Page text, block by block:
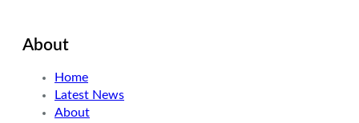
About
Home
Latest News
About